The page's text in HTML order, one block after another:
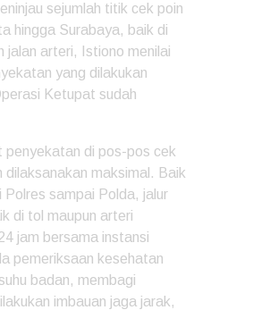
sejumlah titik cek poin
hingga Surabaya, baik di
jalan arteri, Istiono menilai
yang dilakukan
Ketupat sudah
penyekatan di pos-pos cek
dilaksanakan maksimal. Baik
Polres sampai Polda, jalur
di tol maupun arteri
jam bersama instansi
pemeriksaan kesehatan
badan, membagi
imbauan jaga jarak,